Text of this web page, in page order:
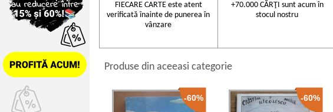
FIECARE CARTE este atent
verificată înainte de punerea în
vânzare
+70.000 CĂRŢI sunt acum în
stocul nostru
Produse din aceeasi categorie
-60% -60%